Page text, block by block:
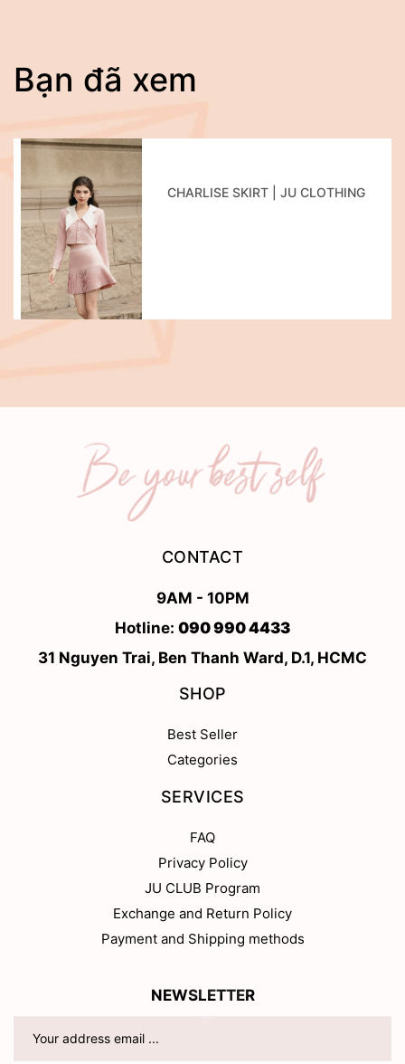
Bạn đã xem
CHARLISE SKIRT | JU CLOTHING
CONTACT
9AM - 10PM
Hotline: 090 990 4433
31 Nguyen Trai, Ben Thanh Ward, D.1, HCMC
SHOP
Best Seller
Categories
SERVICES
FAQ
Privacy Policy
JU CLUB Program
Exchange and Return Policy
Payment and Shipping methods
NEWSLETTER